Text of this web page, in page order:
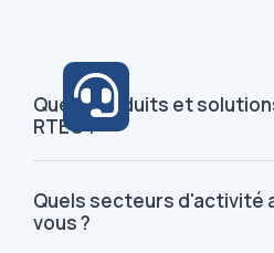
Quels produits et
RTEC ?
Quels secteurs d'activité
vous ?